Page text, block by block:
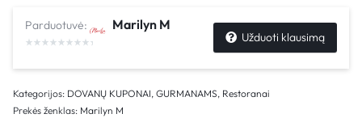
Parduotuvė: Marilyn M
Užduoti klausimą
Kategorijos: DOVANŲ KUPONAI, GURMANAMS, Restoranai
Prekės ženklas: Marilyn M